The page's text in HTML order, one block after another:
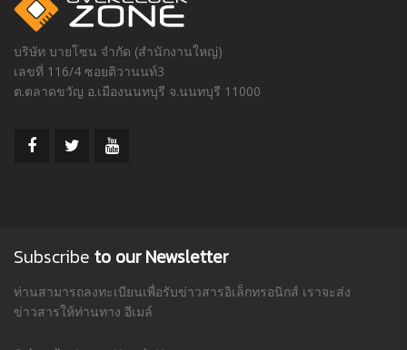
บริษัท บายโซน จำกัด (สำนักงานใหญ่)
เลขที่ 116/4 ซอยติวานนท์3
ต.ตลาดขวัญ อ.เมืองนนทบุรี จ.นนทบุรี 11000
Subscribe to our Newsletter
ท่านสามารถลงทะเบียนเพื่อรับข่าวสารอิเล็กทรอนิกส์ เราจะส่ง
ข่าวสารให้ท่านทาง อีเมล์